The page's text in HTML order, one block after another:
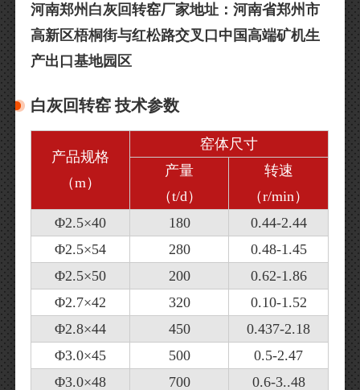
河南郑州白灰回转窑厂家地址：河南省郑州市
高新区梧桐街与红松路交叉口中国高端矿机生
产出口基地园区
白灰回转窑 技术参数
产品规格
（m）
窑体尺寸
产量
（t/d）
转速
（r/min）
Φ2.5×40
180
0.44-2.44
Φ2.5×54
280
0.48-1.45
Φ2.5×50
200
0.62-1.86
Φ2.7×42
320
0.10-1.52
Φ2.8×44
450
0.437-2.18
Φ3.0×45
500
0.5-2.47
Φ3.0×48
700 0.6-3..48